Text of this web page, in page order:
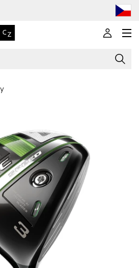
Golfové hole
Oblečení
Boty